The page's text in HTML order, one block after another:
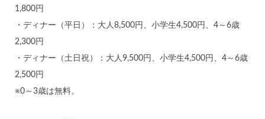
1,800円
・ディナー（平日）：大人8,500円、小学生4,500円、4～6歳
2,300円
・ディナー（土日祝）：大人9,500円、小学生4,500円、4～6歳
2,500円
※0～3歳は無料。